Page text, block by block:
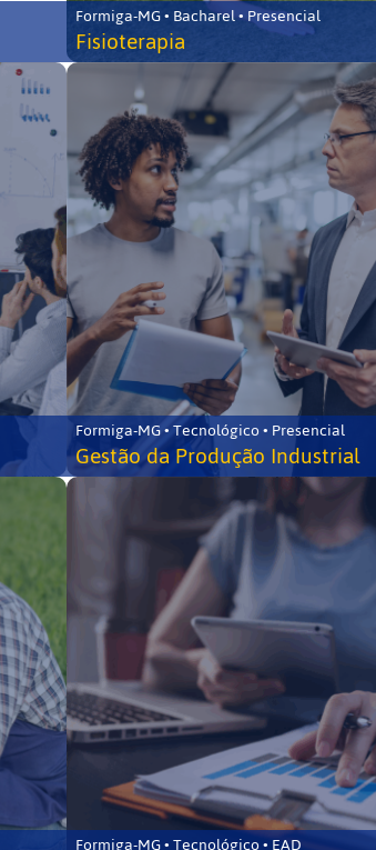
Formiga-MG • Bacharel • Presencial
Fisioterapia
Formiga-MG • Tecnológico • Presencial
Gestão da Produção Industrial